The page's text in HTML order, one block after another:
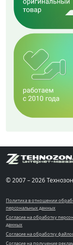
© 2007 – 2026
Политика в отношении
персональных данных
Согласие на обработку
данных
Согласие на обработку
Согласие на получение